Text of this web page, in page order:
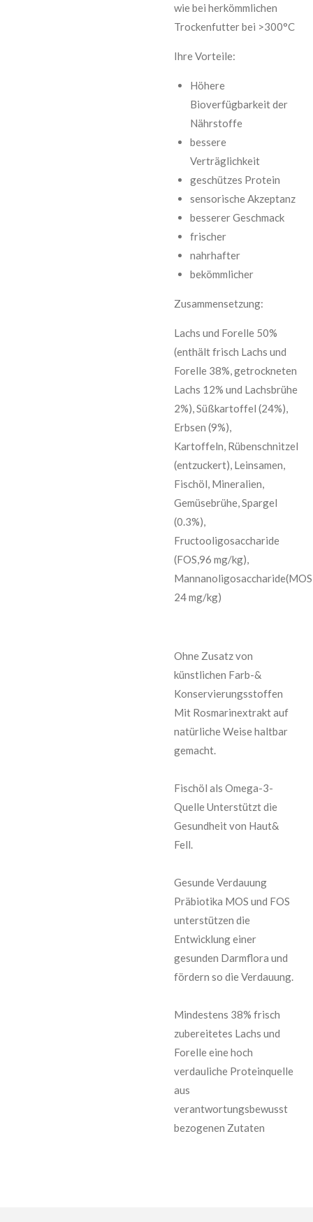
wie bei herkömmlichen
Trockenfutter bei >300°C
Ihre Vorteile:
Höhere
Bioverfügbarkeit der
Nährstoffe
bessere
Verträglichkeit
geschützes Protein
sensorische Akzeptanz
besserer Geschmack
frischer
nahrhafter
bekömmlicher
Zusammensetzung:
Lachs und Forelle 50%
(enthält frisch Lachs und
Forelle 38%, getrockneten
Lachs 12% und Lachsbrühe
2%), Süßkartoffel (24%),
Erbsen (9%),
Kartoffeln, Rübenschnitzel
(entzuckert), Leinsamen,
Fischöl, Mineralien,
Gemüsebrühe, Spargel
(0.3%),
Fructooligosaccharide
(FOS,96 mg/kg),
24 mg/kg)
Ohne Zusatz von
künstlichen Farb-&
Konservierungsstoffen
Mit Rosmarinextrakt auf
natürliche Weise haltbar
gemacht.
Fischöl als Omega-3-
Quelle Unterstützt die
Gesundheit von Haut&
Fell.
Gesunde Verdauung
Präbiotika MOS und FOS
unterstützen die
Entwicklung einer
gesunden Darmflora und
fördern so die Verdauung.
Mindestens 38% frisch
zubereitetes Lachs und
Forelle eine hoch
verdauliche Proteinquelle
aus
verantwortungsbewusst
bezogenen Zutaten